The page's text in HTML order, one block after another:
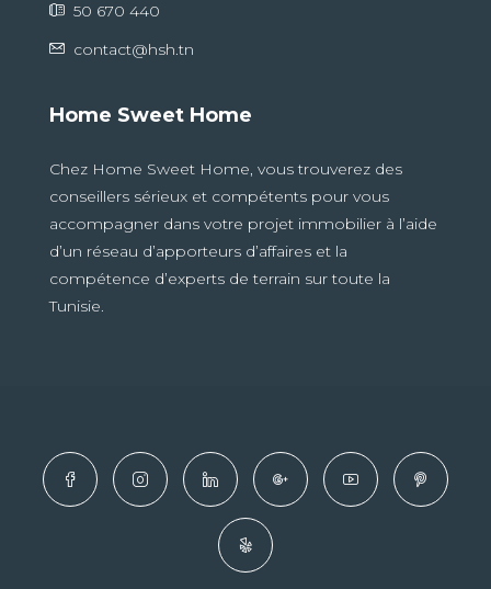
50 670 440
contact@hsh.tn
Home Sweet Home
Chez Home Sweet Home, vous trouverez des
conseillers sérieux et compétents pour vous
accompagner dans votre projet immobilier à l’aide
d’un réseau d’apporteurs d’affaires et la
compétence d’experts de terrain sur toute la
Tunisie.